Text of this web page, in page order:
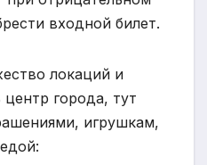
входной билет.
локаций и
города, тут
игрушкам,